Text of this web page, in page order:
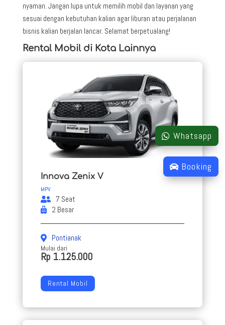
nyaman. Jangan lupa untuk memilih mobil dan layanan yang
sesuai dengan kebutuhan kalian agar liburan atau perjalanan
bisnis kalian berjalan lancar. Selamat berpetualang!
Rental Mobil di Kota Lainnya
Innova Zenix V
MPV
7 Seat
2 Besar
Pontianak
Mulai dari
Rp 1.125.000
Rental Mobil
Whatsapp
Booking